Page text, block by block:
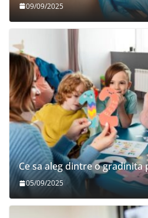
09/09/2025
Ce sa aleg dintre o gradinita
05/09/2025